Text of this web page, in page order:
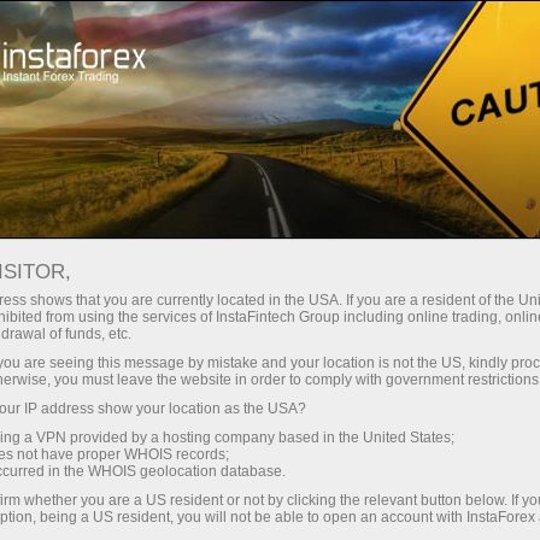
انسٹا فاریکس کے ساتھ، آپ
حاصل کرتے ہیں: 1:5000 تک کا فائدہ،
مارکیٹ میں کچھ بہترین اسپریڈز اور
کمیشنز، اور ٹریڈنگ اسٹاک اور انڈیکس
کے لیے فائدہ مند حالات۔
مختصر
30% بونس
ہر ڈیپازٹ پر
رفتار
تجارت اور ہائی ویز پر
shows that you are currently located in the USA. If you are a resident of the
from using the services of InstaFintech Group including online trading,
of funds, etc.
are seeing this message by mistake and your location is not the US, kindly
you must leave the website in order to comply with government
IP address show your location as the USA?
a VPN provided by a hosting company based in the United States;
not have proper WHOIS records;
in the WHOIS geolocation database.
whether you are a US resident or not by clicking the relevant button below. If
being a US resident, you will not be able to open an account with InstaForex